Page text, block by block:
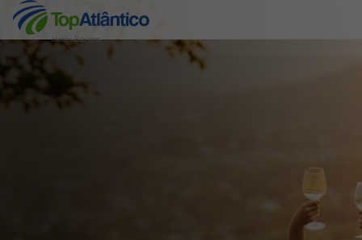
Hotéis Baratos
Destinos